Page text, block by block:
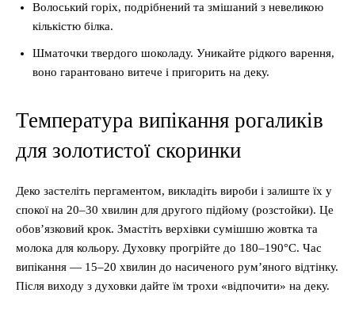
Волоський горіх, подрібнений та змішаний з невеликою
кількістю білка.
Шматочки твердого шоколаду. Уникайте рідкого варення,
воно гарантовано витече і пригорить на деку.
Температура випікання рогаликів
для золотистої скоринки
Деко застеліть пергаментом, викладіть вироби і залиште їх у
спокої на 20–30 хвилин для другого підйому (розстойки). Це
обов’язковий крок. Змастіть верхівки сумішшю жовтка та
молока для кольору. Духовку прогрійте до 180–190°C. Час
випікання — 15–20 хвилин до насиченого рум’яного відтінку.
Після виходу з духовки дайте їм трохи «відпочити» на деку.